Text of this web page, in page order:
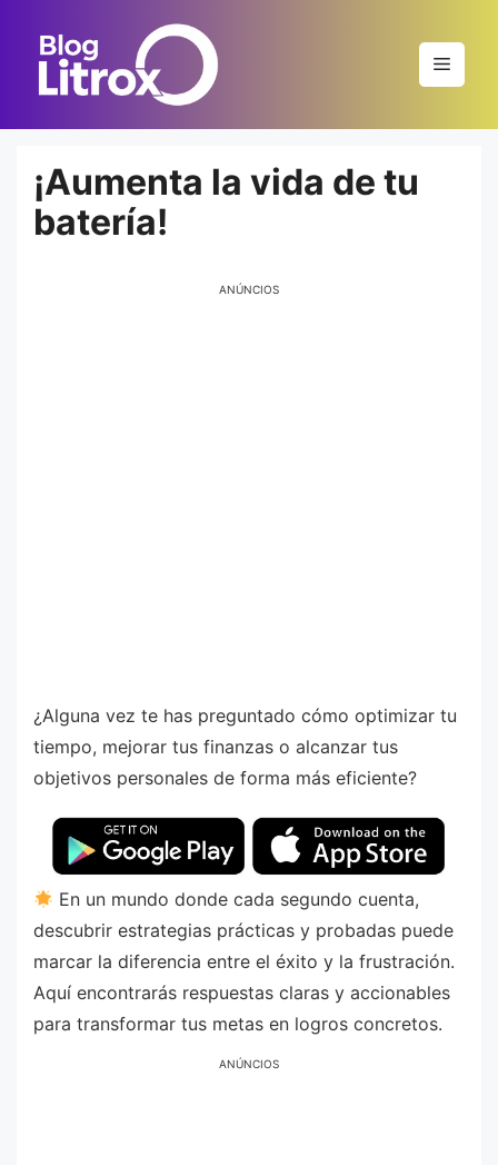
contenido
Menú
¡Aumenta la vida de tu
batería!
ANÚNCIOS
¿Alguna vez te has preguntado cómo optimizar tu
tiempo, mejorar tus finanzas o alcanzar tus
objetivos personales de forma más eficiente?
En un mundo donde cada segundo cuenta,
descubrir estrategias prácticas y probadas puede
marcar la diferencia entre el éxito y la frustración.
Aquí encontrarás respuestas claras y accionables
para transformar tus metas en logros concretos.
ANÚNCIOS